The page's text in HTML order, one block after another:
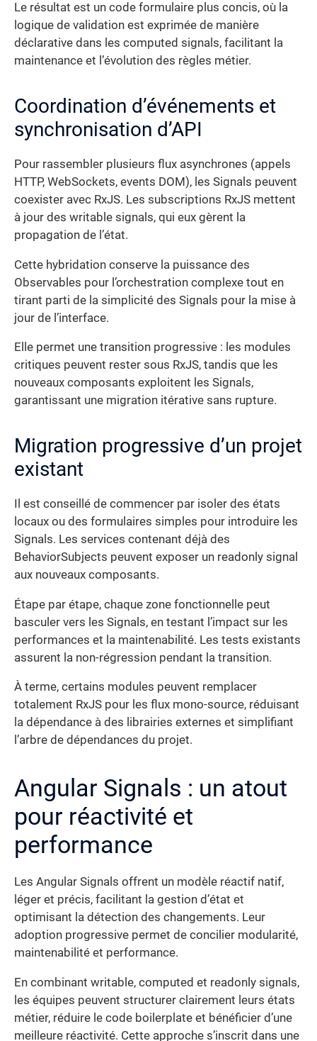
Le résultat est un code formulaire plus concis, où la
logique de validation est exprimée de manière
déclarative dans les computed signals, facilitant la
maintenance et l’évolution des règles métier.
Coordination d’événements et
synchronisation d’API
Pour rassembler plusieurs flux asynchrones (appels
HTTP, WebSockets, events DOM), les Signals peuvent
coexister avec RxJS. Les subscriptions RxJS mettent
à jour des writable signals, qui eux gèrent la
propagation de l’état.
Cette hybridation conserve la puissance des
Observables pour l’orchestration complexe tout en
tirant parti de la simplicité des Signals pour la mise à
jour de l’interface.
Elle permet une transition progressive : les modules
critiques peuvent rester sous RxJS, tandis que les
nouveaux composants exploitent les Signals,
garantissant une migration itérative sans rupture.
Migration progressive d’un projet
existant
Il est conseillé de commencer par isoler des états
locaux ou des formulaires simples pour introduire les
Signals. Les services contenant déjà des
BehaviorSubjects peuvent exposer un readonly signal
aux nouveaux composants.
Étape par étape, chaque zone fonctionnelle peut
basculer vers les Signals, en testant l’impact sur les
performances et la maintenabilité. Les tests existants
assurent la non-régression pendant la transition.
À terme, certains modules peuvent remplacer
totalement RxJS pour les flux mono-source, réduisant
la dépendance à des librairies externes et simplifiant
l’arbre de dépendances du projet.
Angular Signals : un atout
pour réactivité et
performance
Les Angular Signals offrent un modèle réactif natif,
léger et précis, facilitant la gestion d’état et
optimisant la détection des changements. Leur
adoption progressive permet de concilier modularité,
maintenabilité et performance.
En combinant writable, computed et readonly signals,
les équipes peuvent structurer clairement leurs états
métier, réduire le code boilerplate et bénéficier d’une
meilleure réactivité. Cette approche s’inscrit dans une